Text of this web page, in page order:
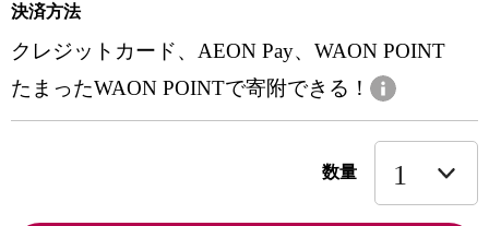
決済方法
クレジットカード、AEON Pay、WAON POINT
たまったWAON POINTで寄附できる！
数量